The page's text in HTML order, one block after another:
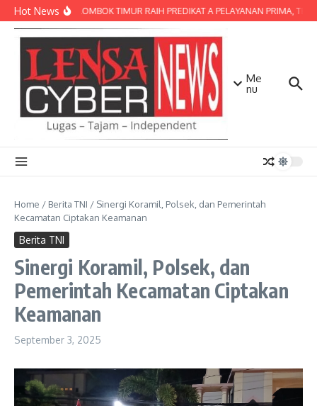
Lewati ke konten
Hot NewsPOLRES LOMBOK TIMUR RAIH PREDIKAT A PELAYANAN PRIMA,
Me
nu
Home / Berita TNI / Sinergi Koramil, Polsek, dan Pemerintah
Kecamatan Ciptakan Keamanan
Berita TNI
Sinergi Koramil, Polsek, dan
Pemerintah Kecamatan Ciptakan
Keamanan
September 3, 2025